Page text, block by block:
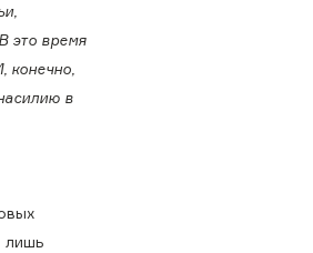
это время
конечно,
в
лишь